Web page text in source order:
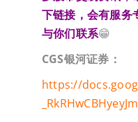
下链接，会有服务
与你们联系😁
CGS银河证券：
https://